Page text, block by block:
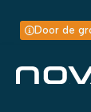
Door de